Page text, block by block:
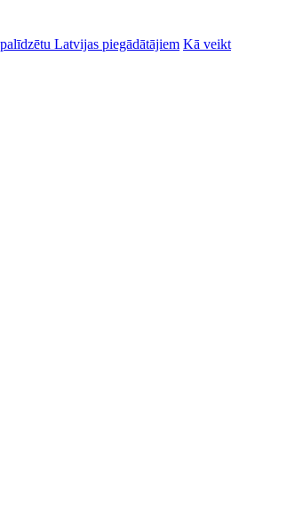
Latvijas piegādātājiem Kā veikt